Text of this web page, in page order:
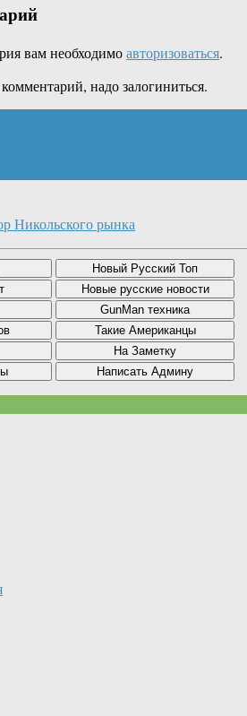
вам необходимоавторизоваться.
надо залогиниться.
Никольского рынка